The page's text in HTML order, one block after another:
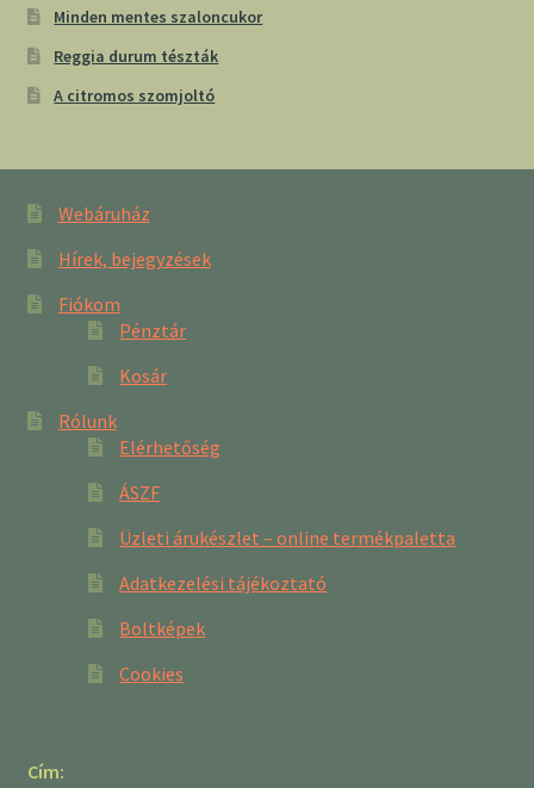
Minden mentes szaloncukor
Reggia durum tészták
A citromos szomjoltó
Webáruház
Hírek, bejegyzések
Fiókom
Pénztár
Kosár
Rólunk
Elérhetőség
ÁSZF
Üzleti árukészlet – online termékpaletta
Adatkezelési tájékoztató
Boltképek
Cookies
Cím: